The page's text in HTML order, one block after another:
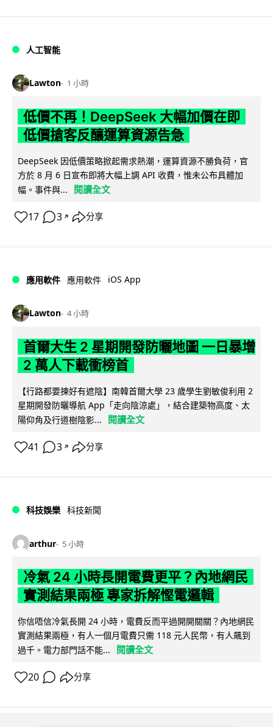
人工智能
Lawton 1 小時
低價不再！DeepSeek 大幅加價在即
低價搶客反釀運算資源告急
DeepSeek 因低價策略掀起需求熱潮，運算資源不勝負荷，官
方於 8 月 6 日宣布即將大幅上調 API 收費，惟未公布具體加
幅。事件與...
閱讀全文
17 3 ↗ 分享
應用軟件 應用軟件 iOS App
Lawton 4 小時
首爾大生 2 星期開發防曬地圖 一日暴增
2 萬人下載衝榜首
【行路都要揀好有遮陰】南韓首爾大學 23 歲學生劉敏俊利用 2
星期開發防曬導航 App「走向陰涼處」，結合建築物高度、太
陽仰角及行道樹陰影...
閱讀全文
41 3 ↗ 分享
科技娛樂 科技新聞
arthur 5 小時
冷氣 24 小時長開電費更平？內地網民
實測結果兩極 專家拆解慳電邏輯
你信唔信冷氣長開 24 小時，電費反而平過開開關關？內地網民
實測結果兩極，有人一個月電費只需 118 元人民幣，有人飆到
過千。電力部門話不能...
閱讀全文
20 分享